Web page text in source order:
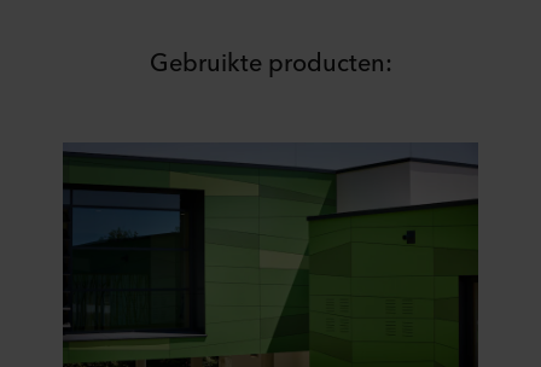
U kunt uw toestemming op elk moment intrekken of
Over ons gebruik van cookies kunt u meer lezen in de
rubriek ‘Over ons’, en over de verwerking van
persoonsgegevens in onze
Privacy statements
staat ook welk specifiek ROCKWOOL-bedrijf de
verwerkingsverantwoordelijke is voor uw
persoonsgegevens.
Gebruikte producten: